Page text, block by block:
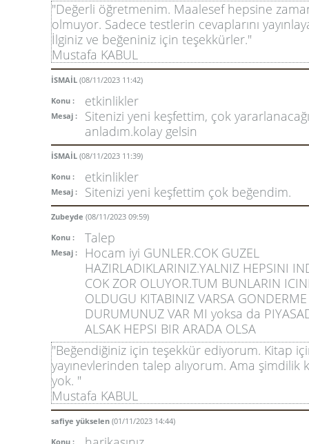
"Değerli öğretmenim. Maalesef hepsine
olmuyor. Sadece testlerin cevaplarını
İlginiz ve beğeniniz için teşekkürler."
Mustafa KABUL
İSMAİL (08/11/2023 11:42)
Konu :
etkinlikler
Mesaj :
Sitenizi yeni keşfettim, çok
anladım.kolay gelsin
İSMAİL (08/11/2023 11:39)
Konu :
etkinlikler
Mesaj : Sitenizi yeni keşfettim çok beğendim.
Zubeyde (08/11/2023 09:59)
Konu :
Talep
Mesaj :
Hocam iyi GUNLER.COK GUZEL
HAZIRLADIKLARINIZ.YALNIZ HEPSINI
COK ZOR OLUYOR.TUM BUNLARIN
OLDUGU KITABINIZ VARSA GONDERME
DURUMUNUZ VAR MI yoksa da
ALSAK HEPSI BIR ARADA OLSA
"Beğendiğiniz için teşekkür ediyorum. Kitap
yayınevlerinden talep alıyorum. Ama şimdilik
yok. "
Mustafa KABUL
safiye yükselen (01/11/2023 14:44)
Konu :